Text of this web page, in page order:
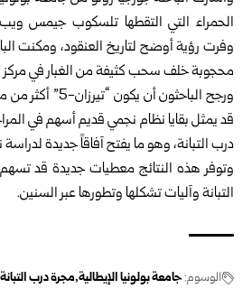
الحمراء التي التقطها تلسكوب جيمس
وفرت رؤية أوضح لتاريخ العنقود، ومكنت
محجوبة خلف سحب كثيفة من الغبار في مركز
ورجح الباحثون أن
قد يمثل بقايا نظام نجمي قديم أسهم في
درب التبانة، وهو ما يفتح آفاقاً جديدة
وتوفر هذه النتائج معطيات جديدة قد
التبانة وآليات تشكلها وتطورها عبر السنين.
الوسوم:جامعة بولونيا الإيطالية مجرة درب التبانة